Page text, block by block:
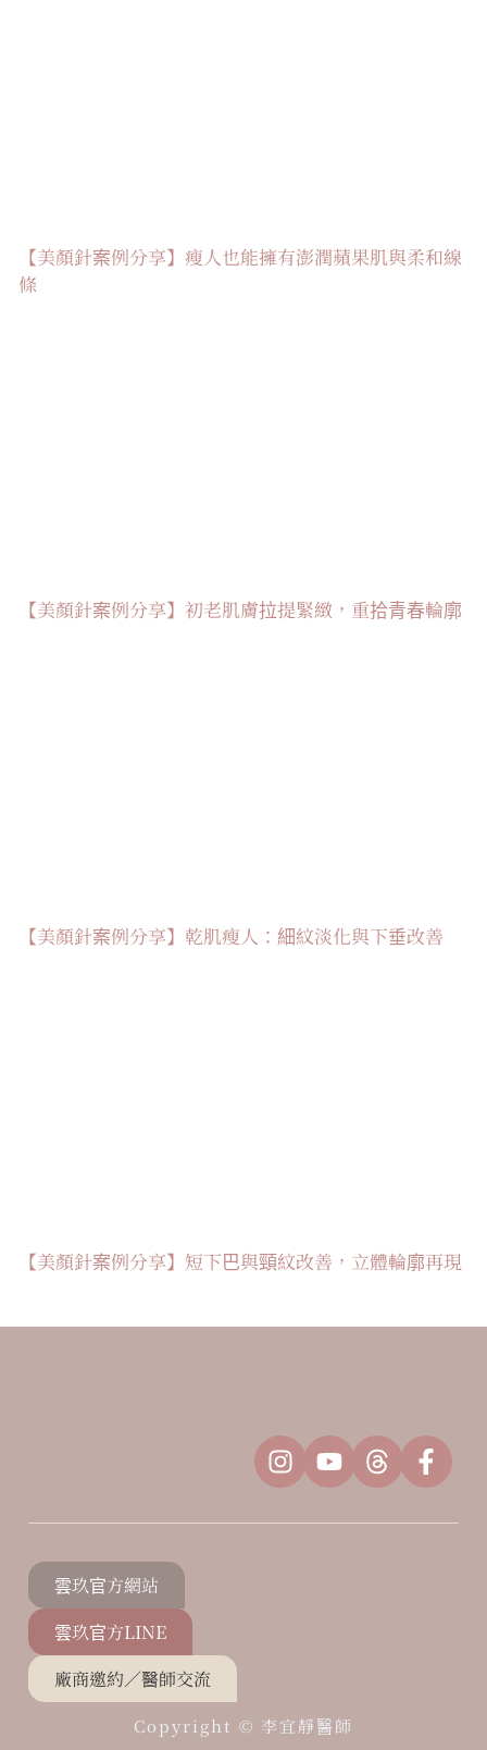
【美顏針案例分享】瘦人也能擁有澎潤蘋果肌與柔和線
條
【美顏針案例分享】初老肌膚拉提緊緻，重拾青春輪廓
【美顏針案例分享】乾肌瘦人：細紋淡化與下垂改善
【美顏針案例分享】短下巴與頸紋改善，立體輪廓再現
雲玖官方網站
雲玖官方LINE
廠商邀約／醫師交流
Copyright © 李宜靜醫師